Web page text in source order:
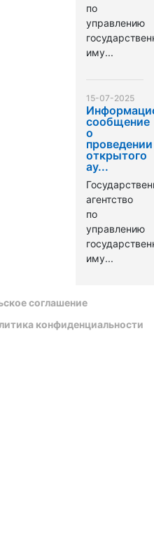
по
управлению
иму...
15-07-2025
сообщение
о
проведении
открытого
ау...
агентство
по
управлению
иму...
соглашение
конфиденциальности